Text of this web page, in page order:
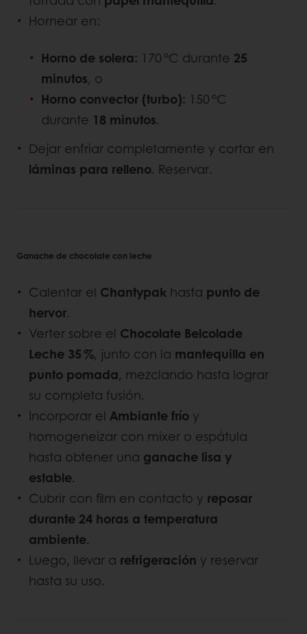
Hornear en:
Horno de solera: 170 °C durante 25
minutos, o
Horno convector (turbo): 150 °C
durante 18 minutos.
Dejar enfriar completamente y cortar en
láminas para relleno. Reservar.
Ganache de chocolate con leche
Calentar el Chantypak hasta punto de
hervor.
Verter sobre el Chocolate Belcolade
Leche 35 %, junto con la mantequilla en
punto pomada, mezclando hasta lograr
su completa fusión.
Incorporar el Ambiante frío y
homogeneizar con mixer o espátula
hasta obtener una ganache lisa y
estable.
Cubrir con film en contacto y reposar
durante 24 horas a temperatura
ambiente.
Luego, llevar a refrigeración y reservar
hasta su uso.